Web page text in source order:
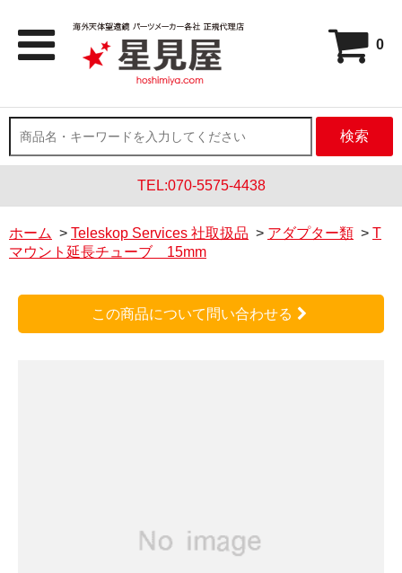
0
検索
TEL:070-5575-4438
ホーム > Teleskop Services 社取扱品 > アダプター類 > T
マウント延長チューブ 15mm
この商品について問い合わせる